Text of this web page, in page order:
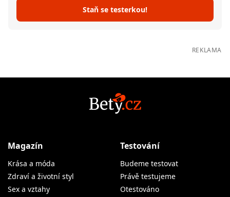
Staň se testerkou!
REKLAMA
Magazín
Krása a móda
Zdraví a životní styl
Sex a vztahy
Testování
Budeme testovat
Právě testujeme
Otestováno